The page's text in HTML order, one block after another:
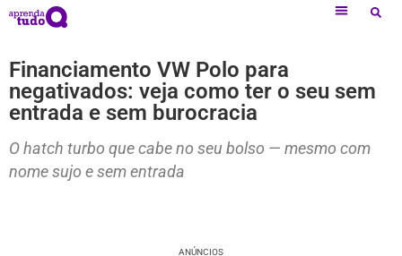
Financiamento VW Polo para
negativados: veja como ter o seu sem
entrada e sem burocracia
O hatch turbo que cabe no seu bolso — mesmo com
nome sujo e sem entrada
ANÚNCIOS